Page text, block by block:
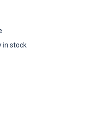
in stock